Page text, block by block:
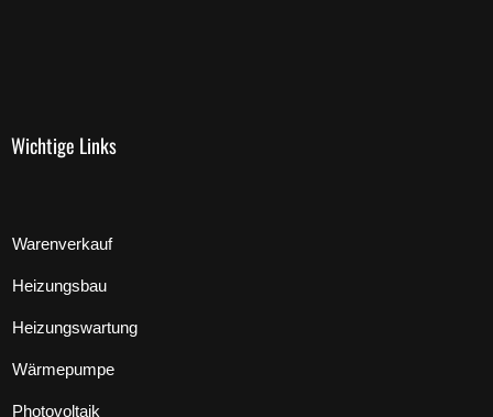
Wichtige Links
Warenverkauf
Heizungsbau
Heizungswartung
Wärmepumpe
Photovoltaik